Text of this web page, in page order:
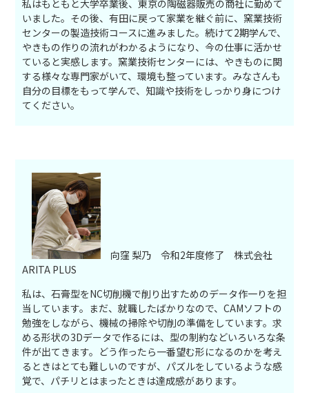
私はもともと大学卒業後、東京の陶磁器販売の商社に勤めて
いました。その後、有田に戻って家業を継ぐ前に、窯業技術
センターの製造技術コースに進みました。続けて2期学んで、
やきもの作りの流れがわかるようになり、今の仕事に活かせ
ていると実感します。窯業技術センターには、やきものに関
する様々な専門家がいて、環境も整っています。みなさんも
自分の目標をもって学んで、知識や技術をしっかり身につけ
てください。
向窪 梨乃令和2年度修了 株式会社
ARITA PLUS
私は、石膏型をNC切削機で削り出すためのデータ作一りを担
当しています。まだ、就職したばかりなので、CAMソフトの
勉強をしながら、機械の掃除や切削の準備をしています。求
める形状の3Dデータで作るには、型の制約などいろいろな条
件が出てきます。どう作ったら一番望む形になるのかを考え
るときはとても難しいのですが、パズルをしているような感
覚で、パチリとはまったときは達成感があります。